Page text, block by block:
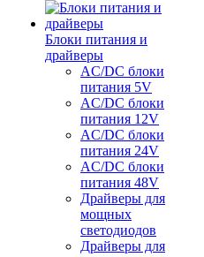
Блоки питания и
драйверы
AC/DC блоки
питания 5V
AC/DC блоки
питания 12V
AC/DC блоки
питания 24V
AC/DC блоки
питания 48V
Драйверы для
мощных
светодиодов
Драйверы для